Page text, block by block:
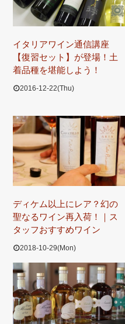
イタリアワイン通信講座
【復習セット】が登場！土
着品種を堪能しよう！
2016-12-22(Thu)
ディケム以上にレア？幻の
聖なるワイン再入荷！｜ス
タッフおすすめワイン
2018-10-29(Mon)